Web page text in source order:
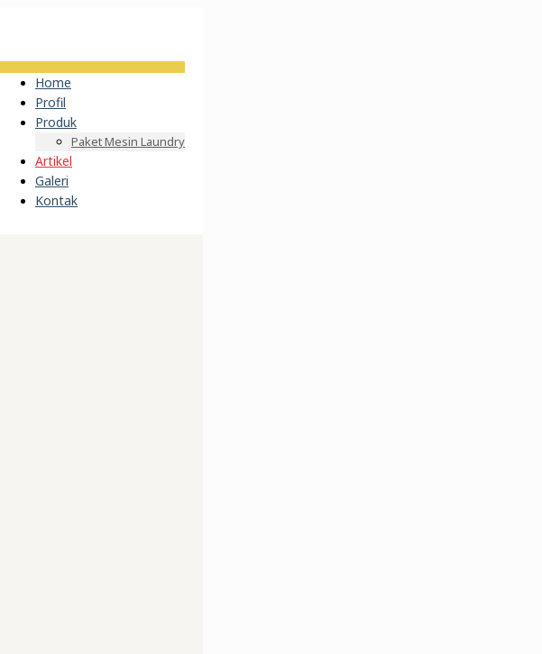
Home
Profil
Produk
Paket Mesin Laundry
Artikel
Galeri
Kontak